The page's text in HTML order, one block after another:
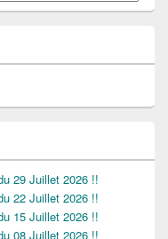
29 Juillet 2026 !!
22 Juillet 2026 !!
15 Juillet 2026 !!
08 Juillet 2026 !!